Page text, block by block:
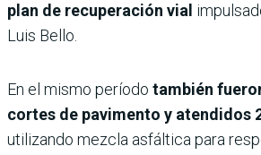
plan de recuperación vial
Luis Bello.
En el mismo período también
cortes de pavimento y atendidos
utilizando mezcla asfáltica para